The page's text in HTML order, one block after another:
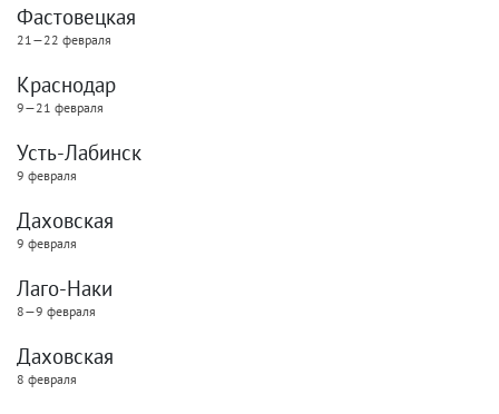
Фастовецкая
21—22 февраля
Краснодар
9—21 февраля
Усть-Лабинск
9 февраля
Даховская
9 февраля
Лаго-Наки
8—9 февраля
Даховская
8 февраля